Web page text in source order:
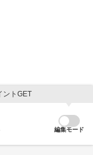
ントGET
編集モード